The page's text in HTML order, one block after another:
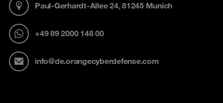
Paul-Gerhardt-Allee 24, 81245 Munich
+49 89 2000 148 00
info@de.orangecyberdefense.com